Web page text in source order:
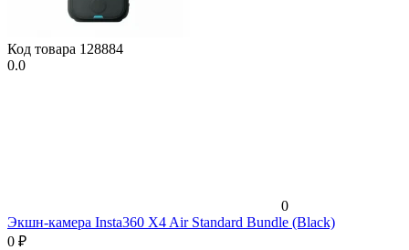
Код товара 128884
0.0
0
Экшн-камера Insta360 X4 Air Standard Bundle (Black)
0 ₽